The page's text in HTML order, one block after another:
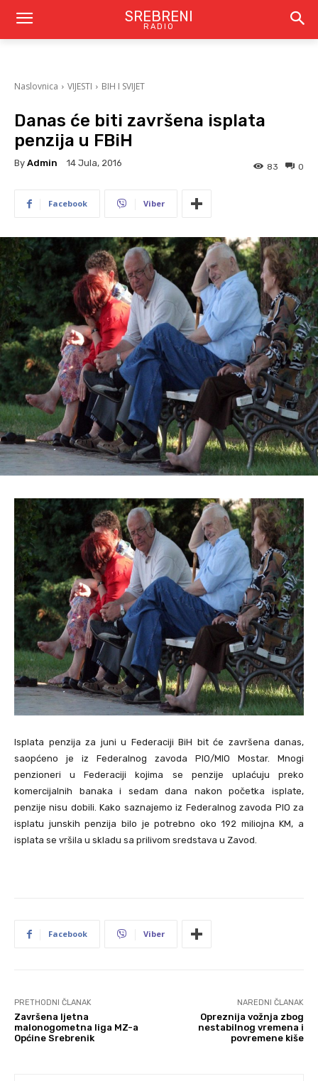
SREBRENI
RADIO
Naslovnica VIJESTI BIH I SVIJET
Danas će biti završena isplata
penzija u FBiH
By Admin 14 Jula, 2016 0
83
Facebook Viber
Isplata penzija za juni u Federaciji BiH bit će završena danas,
saopćeno je iz Federalnog zavoda PIO/MIO Mostar. Mnogi
penzioneri u Federaciji kojima se penzije uplaćuju preko
komercijalnih banaka i sedam dana nakon početka isplate,
penzije nisu dobili. Kako saznajemo iz Federalnog zavoda PIO za
isplatu junskih penzija bilo je potrebno oko 192 miliojna KM, a
isplata se vršila u skladu sa prilivom sredstava u Zavod.
Facebook Viber
PRETHODNI ČLANAK
Završena ljetna
malonogometna liga MZ-a
Općine Srebrenik
NAREDNI ČLANAK
Opreznija vožnja zbog
nestabilnog vremena i
povremene kiše